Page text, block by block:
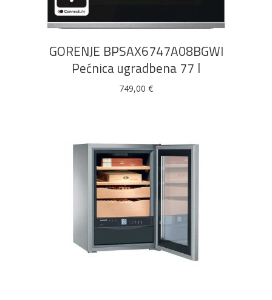
GORENJE BPSAX6747A08BGWI
Pećnica ugradbena 77 l
749,00 €
DODAJ U KOŠARICU